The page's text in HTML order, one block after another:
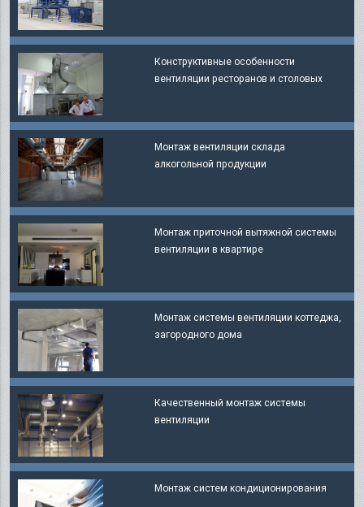
Конструктивные особенности
вентиляции ресторанов и столовых
Монтаж вентиляции склада
алкогольной продукции
Монтаж приточной вытяжной системы
вентиляции в квартире
Монтаж системы вентиляции коттеджа,
загородного дома
Качественный монтаж системы
вентиляции
Монтаж систем кондиционирования